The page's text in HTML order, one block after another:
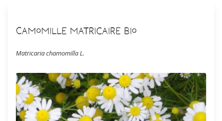
Camomille matricaire Bio
Matricaria chamomilla L.